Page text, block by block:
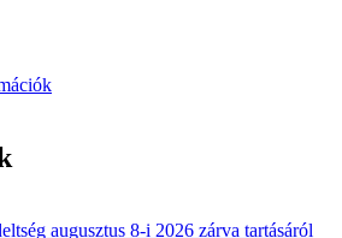
augusztus 8-i 2026 zárva tartásáról